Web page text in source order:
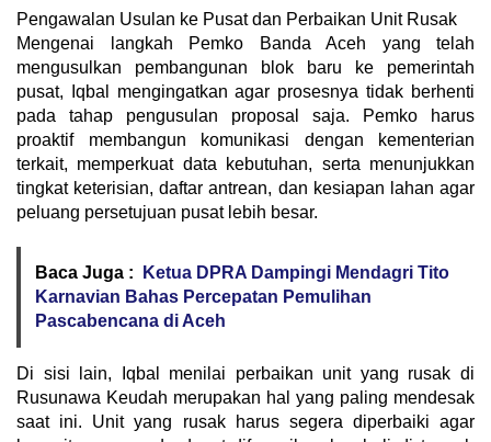
Pengawalan Usulan ke Pusat dan Perbaikan Unit Rusak
Mengenai langkah Pemko Banda Aceh yang telah
mengusulkan pembangunan blok baru ke pemerintah
pusat, Iqbal mengingatkan agar prosesnya tidak berhenti
pada tahap pengusulan proposal saja. Pemko harus
proaktif membangun komunikasi dengan kementerian
terkait, memperkuat data kebutuhan, serta menunjukkan
tingkat keterisian, daftar antrean, dan kesiapan lahan agar
peluang persetujuan pusat lebih besar.
Baca Juga :
Ketua DPRA Dampingi Mendagri Tito
Karnavian Bahas Percepatan Pemulihan
Pascabencana di Aceh
Di sisi lain, Iqbal menilai perbaikan unit yang rusak di
Rusunawa Keudah merupakan hal yang paling mendesak
saat ini. Unit yang rusak harus segera diperbaiki agar